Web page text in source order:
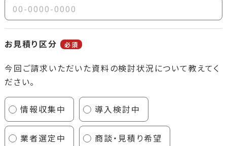
お見積り区分 必須
今回ご請求いただいた資料の検討状況について教えてく
ださい。
情報収集中 導入検討中
業者選定中 商談・見積り希望